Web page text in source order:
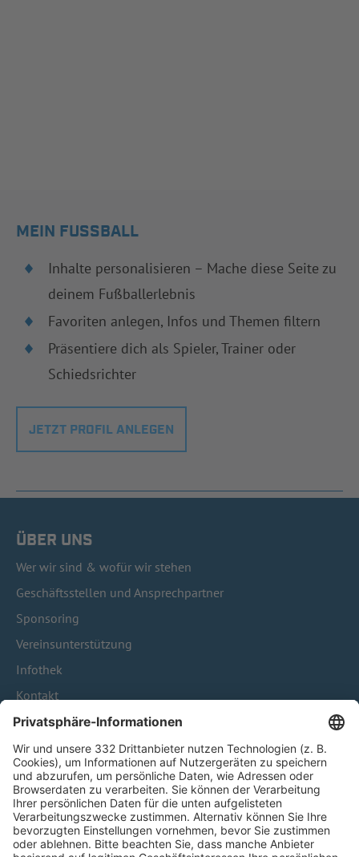
MEIN FUSSBALL
Inhalte personalisieren – Mache diese Seite zu
deinem Fußballerlebnis
Favoriten anlegen, Infos und Themen filtern
Präsentiere dich als Spieler, Trainer oder
Schiedsrichter
JETZT PROFIL ANLEGEN
ÜBER UNS
Wer wir sind & wofür wir stehen
Geschäftsstellen und Ansprechpartner
Sponsoring
Vereinsunterstützung
Infothek
Kontakt
HÄUFIG BESUCHTE SEITEN
Pässe und Vereinswechsel
Trainerausbildung
Schulungsangebot Vereinsmitarbeiter
BFV-Geschäftsstellen